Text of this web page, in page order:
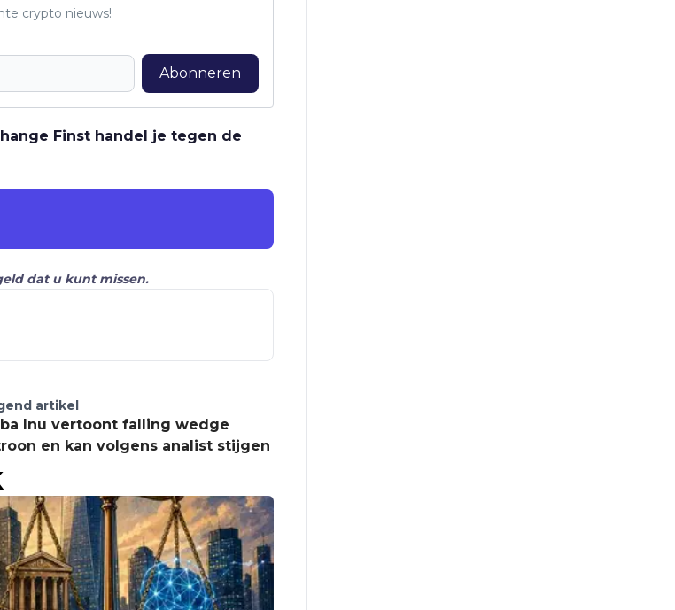
crypto nieuws!
Abonneren
Finst handel je tegen de
dat u kunt missen.
artikel
Inu vertoont falling wedge
en kan volgens analist stijgen